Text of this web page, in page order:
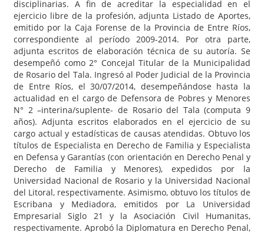
disciplinarias. A fin de acreditar la especialidad en el
ejercicio libre de la profesión, adjunta Listado de Aportes,
emitido por la Caja Forense de la Provincia de Entre Ríos,
correspondiente al período 2009-2014. Por otra parte,
adjunta escritos de elaboración técnica de su autoría. Se
desempeñó como 2° Concejal Titular de la Municipalidad
de Rosario del Tala. Ingresó al Poder Judicial de la Provincia
de Entre Ríos, el 30/07/2014, desempeñándose hasta la
actualidad en el cargo de Defensora de Pobres y Menores
N° 2 –interina/suplente- de Rosario del Tala (computa 9
años). Adjunta escritos elaborados en el ejercicio de su
cargo actual y estadísticas de causas atendidas. Obtuvo los
títulos de Especialista en Derecho de Familia y Especialista
en Defensa y Garantías (con orientación en Derecho Penal y
Derecho de Familia y Menores), expedidos por la
Universidad Nacional de Rosario y la Universidad Nacional
del Litoral, respectivamente. Asimismo, obtuvo los títulos de
Escribana y Mediadora, emitidos por La Universidad
Empresarial Siglo 21 y la Asociación Civil Humanitas,
respectivamente. Aprobó la Diplomatura en Derecho Penal,